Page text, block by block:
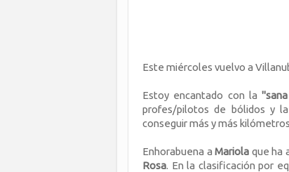
Este miércoles vuelvo a
Estoy encantado con la
profes/pilotos de bólidos y
conseguir más y más
Enhorabuena aMariola que ha
Rosa. En la clasificación por